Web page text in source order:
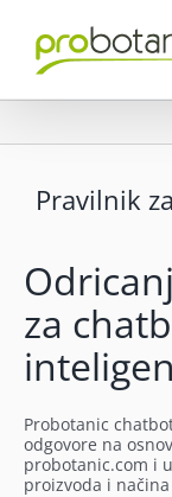
content
Pravilnik
za
Probotanic
odgovore na
probotanic.com i
proizvoda i